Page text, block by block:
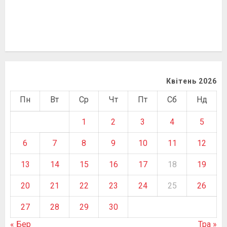
Квітень 2026
Пн Вт Ср Чт Пт Сб Нд
1 2 3 4 5
6 7 8 9 10 11 12
13 14 15 16 17 18 19
20 21 22 23 24 25 26
27 28 29
30
« Бер
Тра »